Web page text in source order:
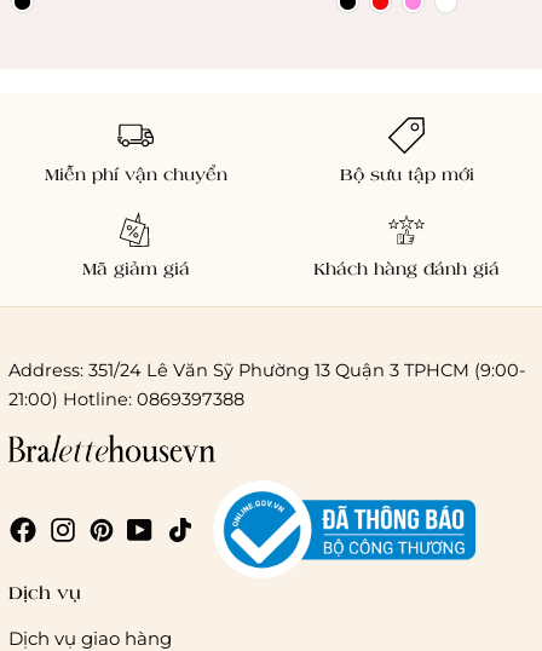
Chi phí giao hàng
Giao hàng trong ngày (hoả tốc)
Miễn phí vận chuyển Bộ sưu tập mới
Mã giảm giá Khách hàng đánh giá
Address: 351/24 Lê Văn Sỹ Phường 13 Quận 3 TPHCM (9:00-
21:00) Hotline: 0869397388
Dịch vụ
Dịch vụ giao hàng